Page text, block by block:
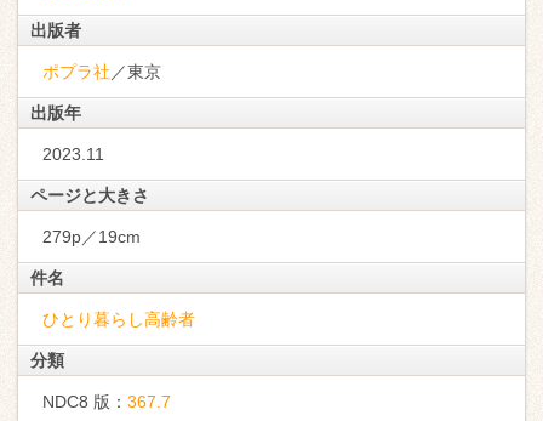
出版者
ポプラ社 ／東京
出版年
2023.11
ページと大きさ
279p／19cm
件名
ひとり暮らし高齢者
分類
NDC8 版： 367.7